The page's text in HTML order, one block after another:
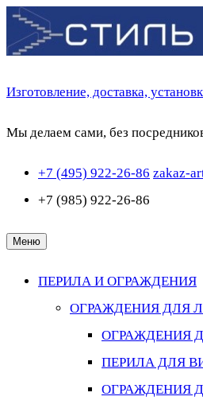
Перейти
к
Изготовление, доставка,
Мы делаем сами, без
+7 (495) 922-26-86 zakaz-
+7 (985) 922-26-86
Меню
ПЕРИЛА И ОГРАЖДЕНИЯ
ОГРАЖДЕНИЯ ДЛЯ
ОГРАЖДЕНИЯ
ПЕРИЛА ДЛЯ
ОГРАЖДЕНИЯ